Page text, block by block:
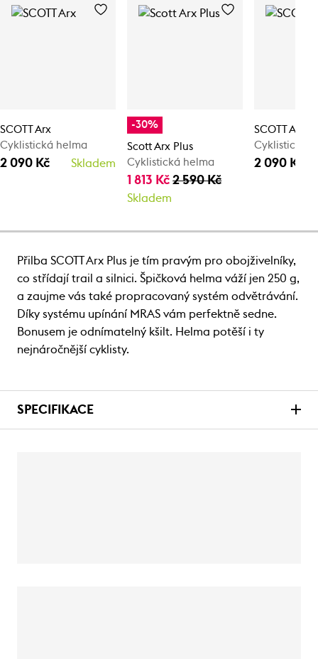
SCOTT Arx
Cyklistická helma
2 090 Kč Skladem
-30%
Scott Arx Plus
Cyklistická helma
1 813 Kč2 590 Kč
Skladem
SCOTT Arx
Cyklistická
2 090 Kč
Přilba SCOTT Arx Plus je tím pravým pro obojživelníky,
co střídají trail a silnici. Špičková helma váží jen 250 g,
a zaujme vás také propracovaný systém odvětrávání.
Díky systému upínání MRAS vám perfektně sedne.
Bonusem je odnímatelný kšilt. Helma potěší i ty
nejnáročnější cyklisty.
SPECIFIKACE